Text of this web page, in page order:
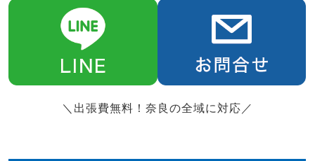
＼出張費無料！奈良の全域に対応／